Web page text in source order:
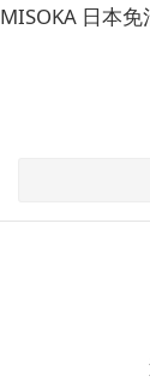
MISOKA 日本